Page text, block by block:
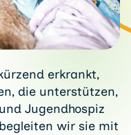
erkrankt,
die unterstützen,
Jugendhospiz
wir sie mit